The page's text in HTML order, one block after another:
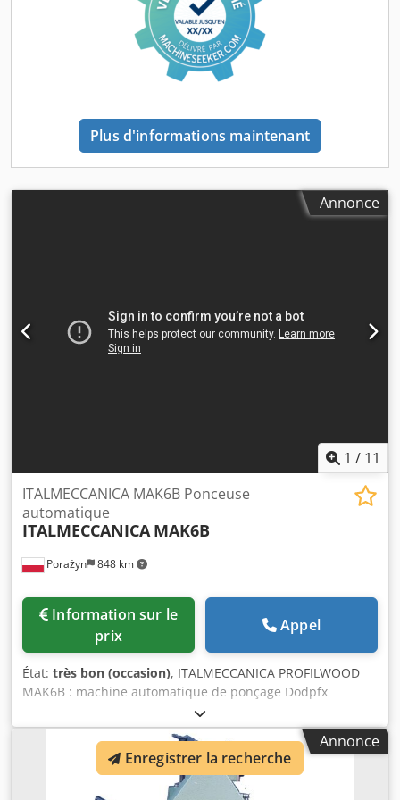
des pièces à vitesse réglable à l'aide d'un inverseur.
Bandes abrasives : 80 x 1260 mm Minimum Maximum.
Diamètre de la pièce : 10-100 mm (fi) Minimum. Rayon de
courbure : 200 mm Dimensions : 760x1000x1800 mm 3
pièces Camam, Comec, OMEF, Brusa di Garboli
Plus d'informations maintenant
Annonce
1 / 11
Porażyn 848 km
ITALMECCANICA MAK6B Ponceuse
automatique
ITALMECCANICA MAK6B
prix
Appel
État: très bon (occasion), ITALMECCANICA PROFILWOOD
MAK6B : machine automatique de ponçage Dodpfx
Ajdykwleldsck 6 groupes de ponçage, chacun de 1,5 kW,
largeur de travail maximale : 250 mm, profondeur : 0 à 250
mm, minimum. Dimensions en mm : environ 4700 x 2000 x
2300, poids en kg : environ 3000. (Makor, Delle Vedove,
Annonce
Enregistrer la recherche